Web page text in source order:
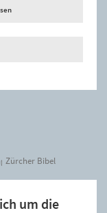
Zürcher Bibel
um die